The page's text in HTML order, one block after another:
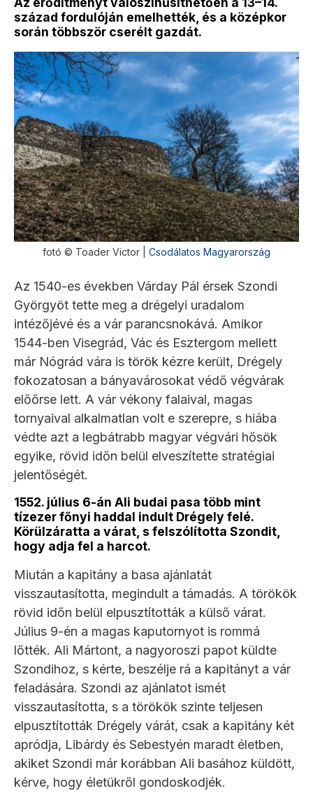
század fordulóján emelhették, és a középkor
során többször cserélt gazdát.
fotó © Toader Victor | Csodálatos Magyarország
Az 1540-es években Várday Pál érsek Szondi
Györgyöt tette meg a drégelyi uradalom
intézőjévé és a vár parancsnokává. Amikor
1544-ben Visegrád, Vác és Esztergom mellett
már Nógrád vára is török kézre került, Drégely
fokozatosan a bányavárosokat védő végvárak
előőrse lett. A vár vékony falaival, magas
tornyaival alkalmatlan volt e szerepre, s hiába
védte azt a legbátrabb magyar végvári hősök
egyike, rövid időn belül elveszítette stratégiai
jelentőségét.
1552. július 6-án Ali budai pasa több mint
tízezer főnyi haddal indult Drégely felé.
Körülzáratta a várat, s felszólította Szondit,
hogy adja fel a harcot.
Miután a kapitány a basa ajánlatát
visszautasította, megindult a támadás. A törökök
rövid időn belül elpusztították a külső várat.
Július 9-én a magas kaputornyot is rommá
lőtték. Ali Mártont, a nagyoroszi papot küldte
Szondihoz, s kérte, beszélje rá a kapitányt a vár
feladására. Szondi az ajánlatot ismét
visszautasította, s a törökök szinte teljesen
elpusztították Drégely várát, csak a kapitány két
apródja, Libárdy és Sebestyén maradt életben,
akiket Szondi már korábban Ali basához küldött,
kérve, hogy életükről gondoskodjék.